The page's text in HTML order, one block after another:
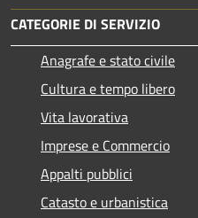
CATEGORIE DI SERVIZIO
Anagrafe e stato civile
Cultura e tempo libero
Vita lavorativa
Imprese e Commercio
Appalti pubblici
Catasto e urbanistica